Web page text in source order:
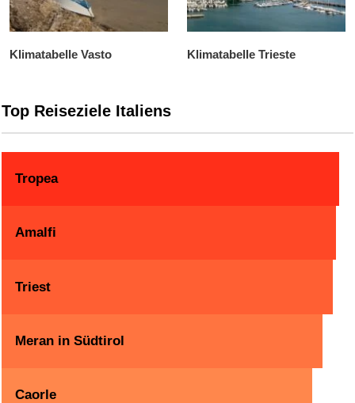
Klimatabelle Vasto Klimatabelle Trieste
Top Reiseziele Italiens
Tropea
Amalfi
Triest
Meran in Südtirol
Caorle